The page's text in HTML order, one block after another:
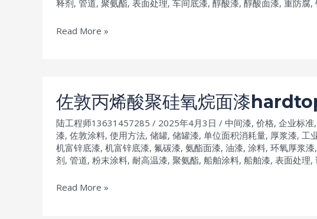
AX
放
低
防
锈
油
释剂, 管道, 聚氨酯, 表面处理, 车间底漆, 醇酸漆, 醇酸面漆, 重防腐,
佐
锌
车
间
底
漆
CZ
Read More »
佐敦丙烯酸聚硅氧烷面漆
陆工程师13631457285 / 2025年4月3日 / 中间漆, 价格, 企业标准,
漆, 佐敦涂料, 使用方法, 储罐, 储罐漆, 单位面积消耗量, 厚浆漆, 工
机富锌底漆, 机富锌底漆, 氟碳漆, 氨酯面漆, 油漆, 涂料, 环氧厚浆漆,
剂, 管道, 粉末涂料, 耐高温漆, 聚氨酯, 船舶涂料, 船舶漆, 表面处理,
佐
Read More »